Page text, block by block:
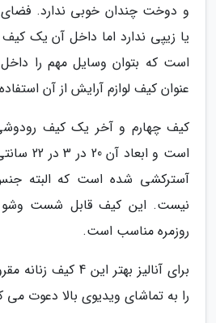
و دوخت چندان خوبی ندارد.
یا زیپی ندارد اما داخل آن یک
است که بتوان وسایل مهم را
عنوان کیف لوازم آرایش از آن
کیف چهارم و آخر یک کیف
است و
آسترکشی شده است که البته
نیست. این کیف قابل شست وشو
روزمره مناسب است.
برای آنالیز بهتر
را به تماشای ویدیوی بالا دعوت می